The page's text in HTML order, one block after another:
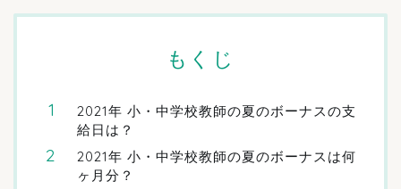
もくじ
2021年 小・中学校教師の夏のボーナスの支
給日は？
2021年 小・中学校教師の夏のボーナスは何
ヶ月分？